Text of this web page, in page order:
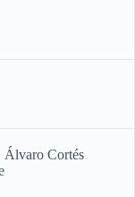
Álvaro Cortés